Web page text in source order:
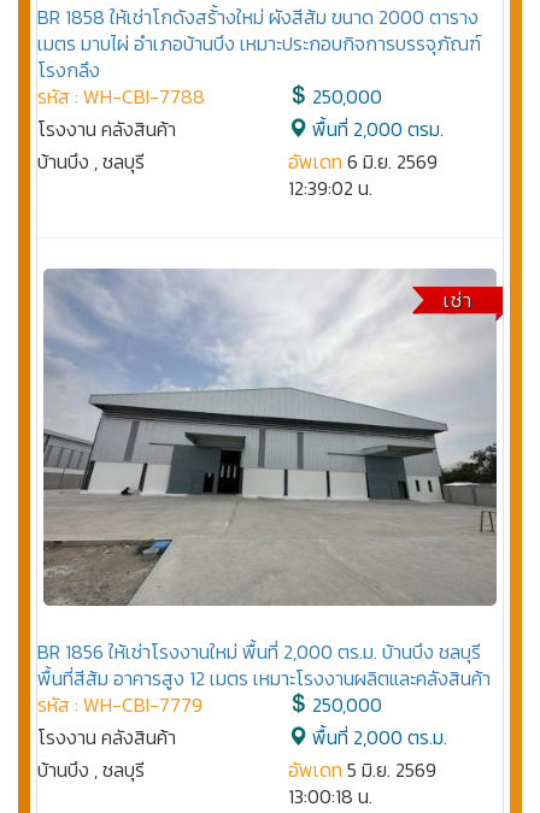
BR 1858 ให้เช่าโกดังสร้้างใหม่ ผังสีส้ม ขนาด 2000 ตาราง
เมตร มาบไผ่ อำเภอบ้านบึง เหมาะประกอบกิจการบรรจุภัณฑ์
โรงกลึง
รหัส : WH-CBI-7788
โรงงาน คลังสินค้า
บ้านบึง , ชลบุรี
250,000
พื้นที่ 2,000 ตรม.
อัพเดท 6 มิ.ย. 2569
12:39:02 น.
เช่า
BR 1856 ให้เช่าโรงงานใหม่ พื้นที่ 2,000 ตร.ม. บ้านบึง ชลบุรี
พื้นที่สีส้ม อาคารสูง 12 เมตร เหมาะโรงงานผลิตและคลังสินค้า
รหัส : WH-CBI-7779
โรงงาน คลังสินค้า
บ้านบึง , ชลบุรี
250,000
พื้นที่ 2,000 ตร.ม.
อัพเดท 5 มิ.ย. 2569
13:00:18 น.